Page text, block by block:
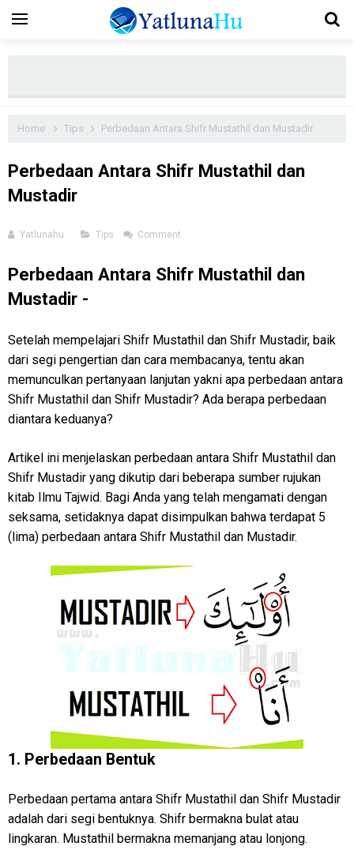
Home Tips Perbedaan Antara Shifr Mustathil dan Mustadir
Perbedaan Antara Shifr Mustathil dan
Mustadir
Yatlunahu Tips Comment
Perbedaan Antara Shifr Mustathil dan
Mustadir -
Setelah mempelajari Shifr Mustathil dan Shifr Mustadir, baik
dari segi pengertian dan cara membacanya, tentu akan
memunculkan pertanyaan lanjutan yakni apa perbedaan antara
Shifr Mustathil dan Shifr Mustadir? Ada berapa perbedaan
diantara keduanya?
Artikel ini menjelaskan perbedaan antara Shifr Mustathil dan
Shifr Mustadir yang dikutip dari beberapa sumber rujukan
kitab Ilmu Tajwid. Bagi Anda yang telah mengamati dengan
seksama, setidaknya dapat disimpulkan bahwa terdapat 5
(lima) perbedaan antara Shifr Mustathil dan Mustadir.
1. Perbedaan Bentuk
Perbedaan pertama antara Shifr Mustathil dan Shifr Mustadir
adalah dari segi bentuknya. Shifr bermakna bulat atau
lingkaran. Mustathil bermakna memanjang atau lonjong.